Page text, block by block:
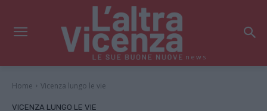
news
Home Vicenza lungo le vie
VICENZA LUNGO LE VIE